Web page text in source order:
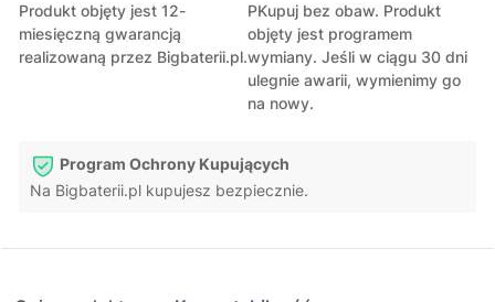
Produkt objęty jest 12-
miesięczną gwarancją
realizowaną przez Bigbaterii.pl.
PKupuj bez obaw. Produkt
objęty jest programem
wymiany. Jeśli w ciągu 30 dni
ulegnie awarii, wymienimy go
na nowy.
Program Ochrony Kupujących
Na Bigbaterii.pl kupujesz bezpiecznie.